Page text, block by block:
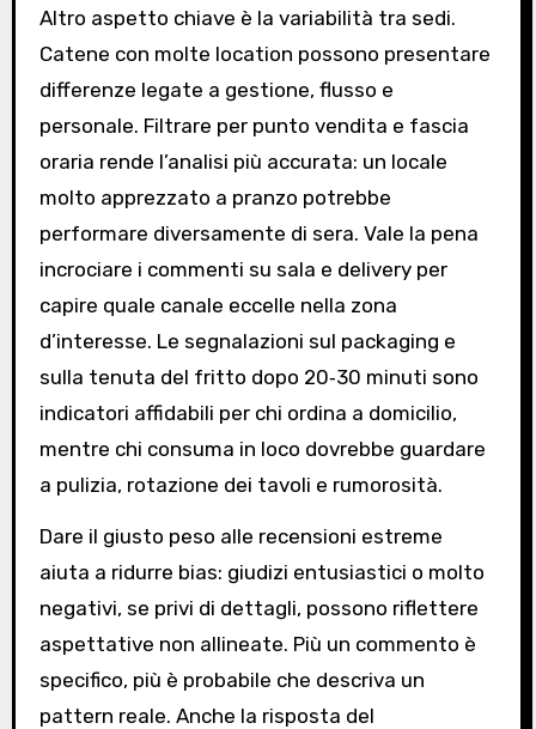
Altro aspetto chiave è la variabilità tra sedi.
Catene con molte location possono presentare
differenze legate a gestione, flusso e
personale. Filtrare per punto vendita e fascia
oraria rende l’analisi più accurata: un locale
molto apprezzato a pranzo potrebbe
performare diversamente di sera. Vale la pena
incrociare i commenti su sala e delivery per
capire quale canale eccelle nella zona
d’interesse. Le segnalazioni sul packaging e
sulla tenuta del fritto dopo 20‑30 minuti sono
indicatori affidabili per chi ordina a domicilio,
mentre chi consuma in loco dovrebbe guardare
a pulizia, rotazione dei tavoli e rumorosità.
Dare il giusto peso alle recensioni estreme
aiuta a ridurre bias: giudizi entusiastici o molto
negativi, se privi di dettagli, possono riflettere
aspettative non allineate. Più un commento è
specifico, più è probabile che descriva un
pattern reale. Anche la risposta del